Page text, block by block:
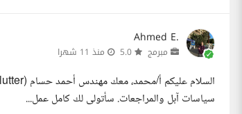
Ahmed E.
مبرمج منذ 11 شهرا
سياسات آبل والمراجعات. سأتولى لك كامل عمل...